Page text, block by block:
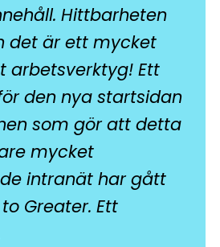
Hittbarheten
det är ett mycket
arbetsverktyg! Ett
den nya startsidan
som gör att detta
mycket
intranät har gått
Greater. Ett